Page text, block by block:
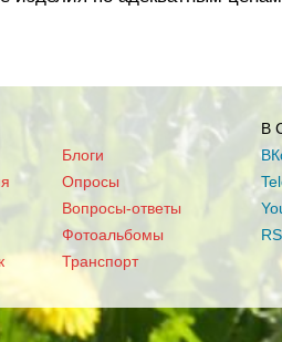
Блоги
Опросы
Вопросы-ответы
Фотоальбомы
Транспорт
В